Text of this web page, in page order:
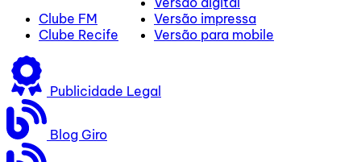
Clube FM
Clube Recife
Versão impressa
Versão para mobile
Publicidade Legal
Blog Giro